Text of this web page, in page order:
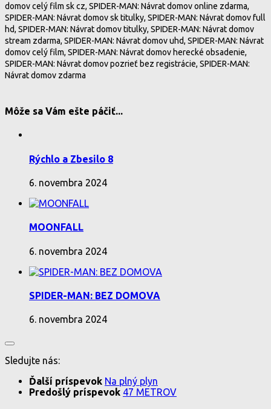
domov celý film sk cz, SPIDER-MAN: Návrat domov online zdarma,
SPIDER-MAN: Návrat domov sk titulky, SPIDER-MAN: Návrat domov full
hd, SPIDER-MAN: Návrat domov titulky, SPIDER-MAN: Návrat domov
stream zdarma, SPIDER-MAN: Návrat domov uhd, SPIDER-MAN: Návrat
domov celý film, SPIDER-MAN: Návrat domov herecké obsadenie,
SPIDER-MAN: Návrat domov pozrieť bez registrácie, SPIDER-MAN:
Návrat domov zdarma
Môže sa Vám ešte páčiť...
Rýchlo a Zbesilo 8
6. novembra 2024
MOONFALL
6. novembra 2024
SPIDER-MAN: BEZ DOMOVA
6. novembra 2024
Sledujte nás:
Ďalší príspevok Na plný plyn
Predošlý príspevok 47 METROV